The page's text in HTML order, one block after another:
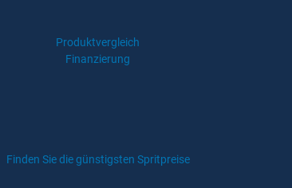
Produktvergleich
Finanzierung
Finden Sie die günstigsten Spritpreise